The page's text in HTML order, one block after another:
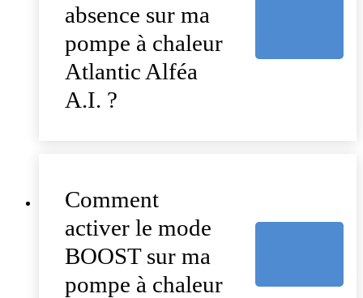
absence sur ma
pompe à chaleur
Atlantic Alféa
A.I. ?
Comment
activer le mode
BOOST sur ma
pompe à chaleur